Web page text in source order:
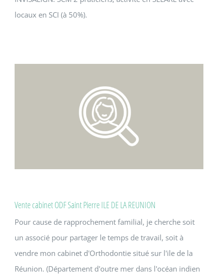
locaux en SCI (à 50%).
Vente cabinet ODF Saint Pierre ILE DE LA REUNION
Pour cause de rapprochement familial, je cherche soit
un associé pour partager le temps de travail, soit à
vendre mon cabinet d'Orthodontie situé sur l'ile de la
Réunion. (Département d'outre mer dans l'océan indien